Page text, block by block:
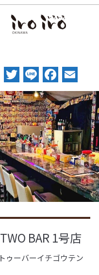
Twitter
Line
TWO BAR 1号店
トゥーバーイチゴウテン